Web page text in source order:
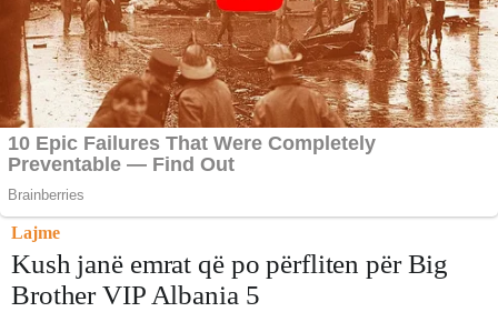
Lajme
Kush janë emrat që po përfliten për Big
Brother VIP Albania 5